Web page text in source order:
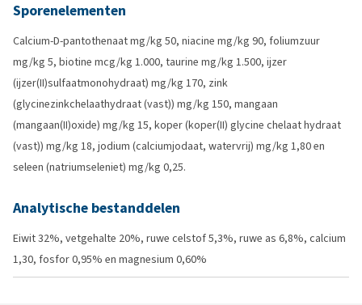
Sporenelementen
Calcium-D-pantothenaat mg/kg 50, niacine mg/kg 90, foliumzuur
mg/kg 5, biotine mcg/kg 1.000, taurine mg/kg 1.500, ijzer
(ijzer(II)sulfaatmonohydraat) mg/kg 170, zink
(glycinezinkchelaathydraat (vast)) mg/kg 150, mangaan
(mangaan(II)oxide) mg/kg 15, koper (koper(II) glycine chelaat hydraat
(vast)) mg/kg 18, jodium (calciumjodaat, watervrij) mg/kg 1,80 en
seleen (natriumseleniet) mg/kg 0,25.
Analytische bestanddelen
Eiwit 32%, vetgehalte 20%, ruwe celstof 5,3%, ruwe as 6,8%, calcium
1,30, fosfor 0,95% en magnesium 0,60%